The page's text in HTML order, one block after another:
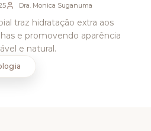
Dra. Monica Suganuma
traz hidratação extra aos
e promovendo aparência
e natural.